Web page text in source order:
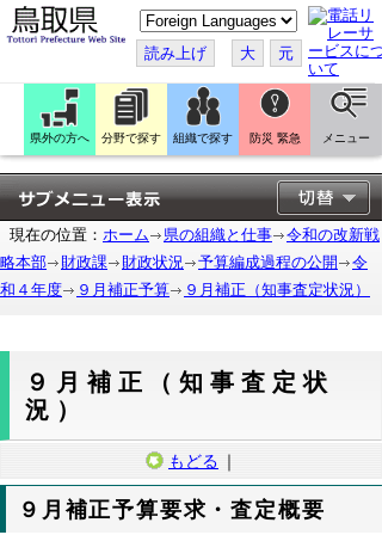
こ
の
ペ
ー
ジ
翻
訳
す
る
読み上げ 大 元
県外の方へ 分野で探す 組織で探す 防災 緊急 メニュー
現在の位置： ホーム 県の組織と仕事
令和の改新戦
略本部
財政課 財政状況 予算編成過程の公開
令
和４年度
９月補正予算 ９月補正（知事査定状況）
９月補正（知事査定状
況）
もどる ｜
９月補正予算要求・査定概要